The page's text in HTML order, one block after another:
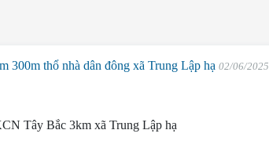
300m thổ nhà dân đông xã Trung Lập hạ02/06/2025
Tây Bắc 3km xã Trung Lập hạ